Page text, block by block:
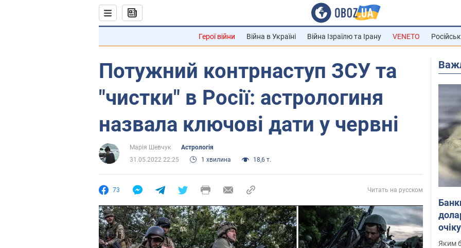
Герої війни Війна в Україні Війна Ізраїлю та Ірану VENETO
Потужний контрнаступ ЗСУ та
"чистки" в Росії: астрологиня
назвала ключові дати у червні
Марія Шевчук
Астрологія
31.05.2022 22:25
1 хвилина 18,6 т.
73 Читать на русском
Яким